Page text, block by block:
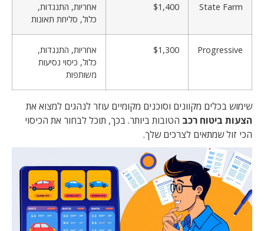
State Farm
$1,400
אחריות, התנגדות,
כלול, סליחת תאונות
Progressive
$1,300
אחריות, התנגדות,
כלול, כיסוי נסיעות
משותפות
שימוש בכלים מקוונים וסוכנים מקומיים עוזר לנהגים למצוא את
הצעות ביטוח רכב הטובות ביותר. בכך, תוכל לבחור את הכיסוי
הכי זול שמתאים לצרכים שלך.